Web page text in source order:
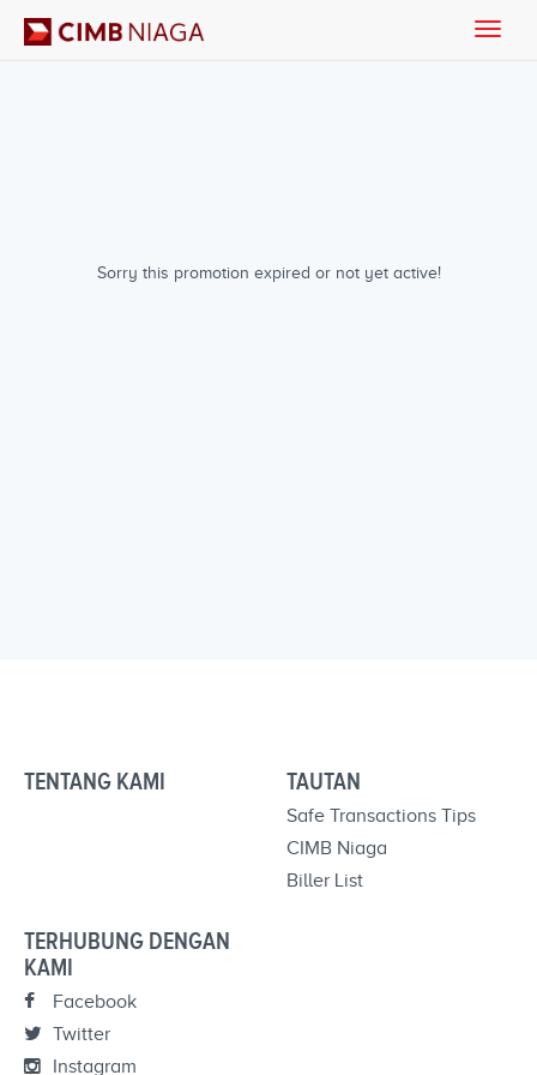
Sorry this promotion expired or not yet active!
Toggle
TENTANG KAMI TAUTAN
Safe Transactions Tips
CIMB Niaga
Biller List
TERHUBUNG DENGAN
KAMI
Facebook
Twitter
Instagram